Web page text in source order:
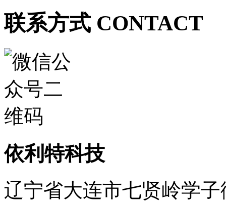
联系方式 CONTACT
依利特科技
辽宁省大连市七贤岭学子